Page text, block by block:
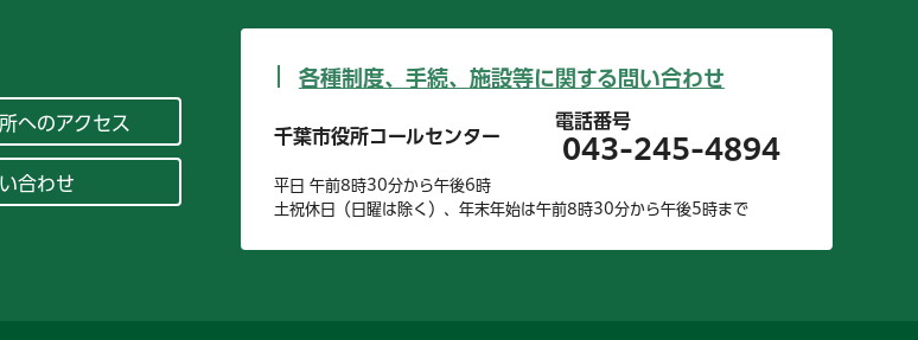
へのアクセス
合わせ
各種制度、手続、施設等に関する問い合わせ
千葉市役所コールセンター
電話番号
043-245-4894
平日 午前8時30分から午後6時
土祝休日（日曜は除く）、年末年始は午前8時30分から午後5時まで